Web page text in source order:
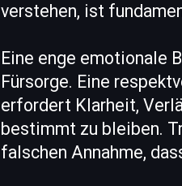
verstehen, ist
Eine enge emotionale
Fürsorge. Eine
erfordert Klarheit,
bestimmt zu bleiben.
falschen Annahme,